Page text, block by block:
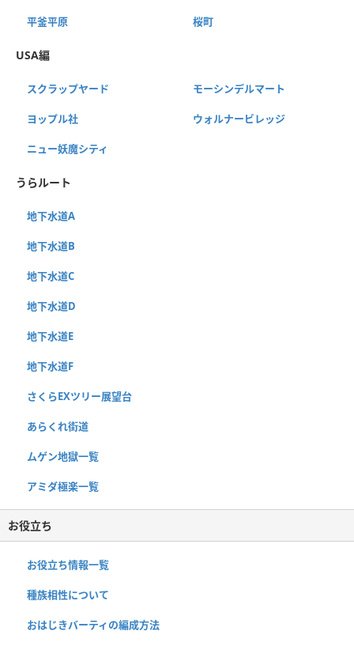
平釜平原 桜町
USA編
スクラップヤード モーシンデルマート
ヨップル社 ウォルナービレッジ
ニュー妖魔シティ
うらルート
地下水道A
地下水道B
地下水道C
地下水道D
地下水道E
地下水道F
さくらEXツリー展望台
あらくれ街道
ムゲン地獄一覧
アミダ極楽一覧
お役立ち
お役立ち情報一覧
種族相性について
おはじきバーティの編成方法